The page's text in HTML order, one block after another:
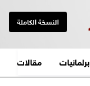
النسخة الكاملة
برلمانيات مقالات